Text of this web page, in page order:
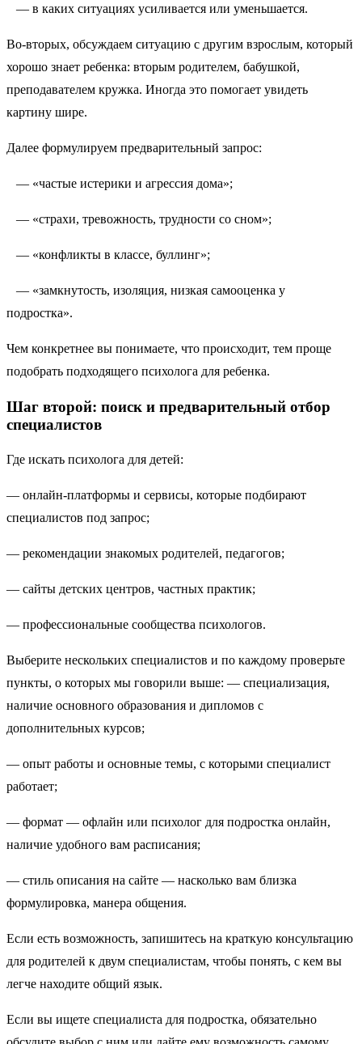
— в каких ситуациях усиливается или уменьшается.
Во-вторых, обсуждаем ситуацию с другим взрослым, который
хорошо знает ребенка: вторым родителем, бабушкой,
преподавателем кружка. Иногда это помогает увидеть
картину шире.
Далее формулируем предварительный запрос:
— «частые истерики и агрессия дома»;
— «страхи, тревожность, трудности со сном»;
— «конфликты в классе, буллинг»;
— «замкнутость, изоляция, низкая самооценка у
подростка».
Чем конкретнее вы понимаете, что происходит, тем проще
подобрать подходящего психолога для ребенка.
Шаг второй: поиск и предварительный отбор
специалистов
Где искать психолога для детей:
— онлайн-платформы и сервисы, которые подбирают
специалистов под запрос;
— рекомендации знакомых родителей, педагогов;
— сайты детских центров, частных практик;
— профессиональные сообщества психологов.
Выберите нескольких специалистов и по каждому проверьте
пункты, о которых мы говорили выше: — специализация,
наличие основного образования и дипломов с
дополнительных курсов;
— опыт работы и основные темы, с которыми специалист
работает;
— формат — офлайн или психолог для подростка онлайн,
наличие удобного вам расписания;
— стиль описания на сайте — насколько вам близка
формулировка, манера общения.
Если есть возможность, запишитесь на краткую консультацию
для родителей к двум специалистам, чтобы понять, с кем вы
легче находите общий язык.
Если вы ищете специалиста для подростка, обязательно